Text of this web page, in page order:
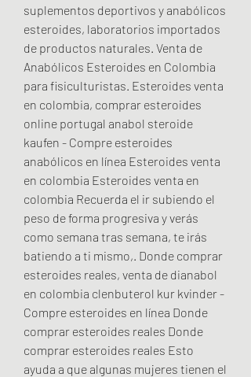
suplementos deportivos y anabólicos
esteroides, laboratorios importados
de productos naturales. Venta de
Anabólicos Esteroides en Colombia
para fisiculturistas. Esteroides venta
en colombia, comprar esteroides
online portugal anabol steroide
kaufen - Compre esteroides
anabólicos en línea Esteroides venta
en colombia Esteroides venta en
colombia Recuerda el ir subiendo el
peso de forma progresiva y verás
como semana tras semana, te irás
batiendo a ti mismo,. Donde comprar
esteroides reales, venta de dianabol
en colombia clenbuterol kur kvinder -
Compre esteroides en línea Donde
comprar esteroides reales Donde
comprar esteroides reales Esto
ayuda a que algunas mujeres tienen el